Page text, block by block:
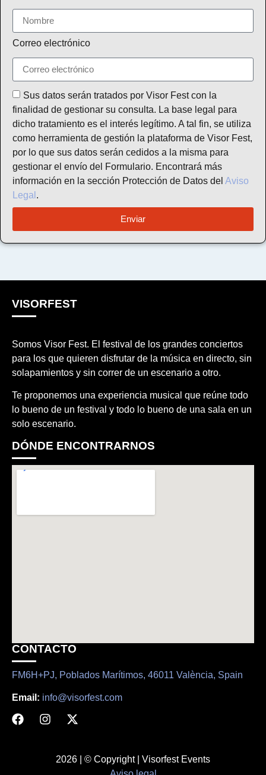
Correo electrónico
Sus datos serán tratados por Visor Fest con la
finalidad de gestionar su consulta. La base legal para
dicho tratamiento es el interés legítimo. A tal fin, se utiliza
como herramienta de gestión la plataforma de Visor Fest,
por lo que sus datos serán cedidos a la misma para
gestionar el envío del Formulario. Encontrará más
información en la sección Protección de Datos del Aviso
Legal.
Enviar
VISORFEST
Somos Visor Fest. El festival de los grandes conciertos
para los que quieren disfrutar de la música en directo, sin
solapamientos y sin correr de un escenario a otro.
Te proponemos una experiencia musical que reúne todo
lo bueno de un festival y todo lo bueno de una sala en un
solo escenario.
DÓNDE ENCONTRARNOS
CONTACTO
FM6H+PJ, Poblados Marítimos, 46011 València, Spain
Email: info@visorfest.com
2026 | © Copyright | Visorfest Events